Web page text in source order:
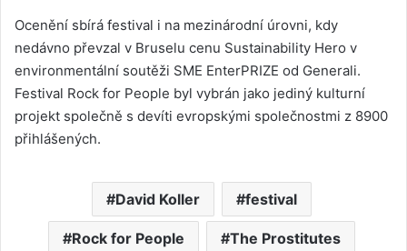
Ocenění sbírá festival i na mezinárodní úrovni, kdy
nedávno převzal v Bruselu cenu Sustainability Hero v
environmentální soutěži SME EnterPRIZE od Generali.
Festival Rock for People byl vybrán jako jediný kulturní
projekt společně s devíti evropskými společnostmi z 8900
přihlášených.
David Koller festival
Rock for People The Prostitutes